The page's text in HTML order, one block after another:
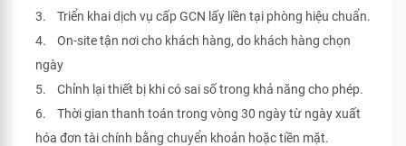
3. Triển khai dịch vụ cấp GCN lấy liền tại phòng hiệu chuẩn.
4. On-site tận nơi cho khách hàng, do khách hàng chọn
ngày
5. Chỉnh lại thiết bị khi có sai số trong khả năng cho phép.
6. Thời gian thanh toán trong vòng 30 ngày từ ngày xuất
hóa đơn tài chính bằng chuyển khoản hoặc tiền mặt.